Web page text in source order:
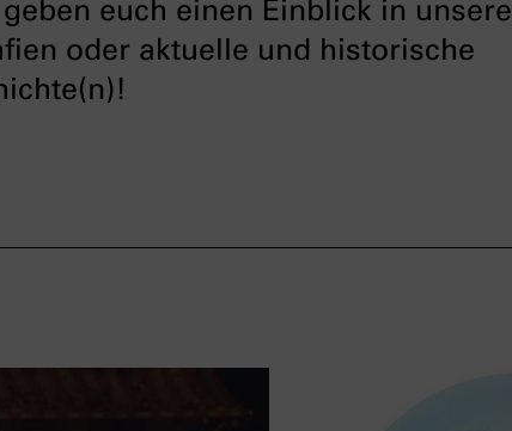
euch einen Einblick in unsere
oder aktuelle und historische